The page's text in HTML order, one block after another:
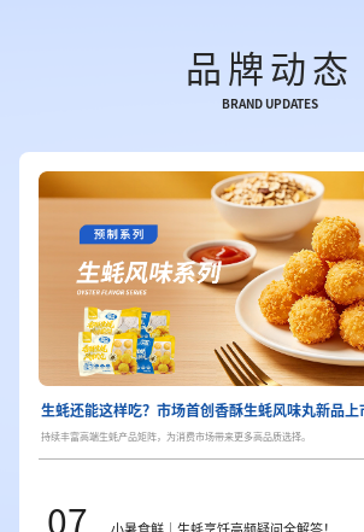
品牌动态
BRAND UPDATES
生蚝还能这样吃？市场首创香酥生蚝风味丸新品上
持续丰富高端生蚝产品矩阵，为消费市场带来更多高品质选择。
07 小暑食鲜｜生蚝烹饪高频疑问全解答！